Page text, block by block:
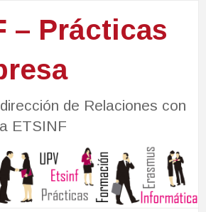
– Prácticas
de Relaciones con
ETSINF